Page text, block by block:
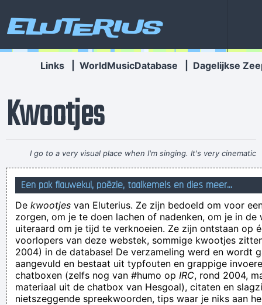
Eluterius
Links WorldMusicDatabase Dagelijkse
Kwootjes
I go to a very visual place when I'm singing. It's very cinematic
and I get this feeling of space. I love when music does that.~
Dave Gahan
Heralsius Konterman, aquariumontwerper in zijn vrije tijd, is
van mening dat sommige mensen "er beter mee zouden
stoppen". Wie hij dan bedoelt, en waarmee ze moeten
stoppen is natuurlijk niet geweten.
ik doe dat met hart en nieren
Spaghetti hoor je niet in twee te breken! Je snijdt toch ook
Een pak flauwekul, poëzie, taalkemels en dies meer...
De kwootjes van Eluterius. Ze zijn bedoeld om voor
zorgen, om je te doen lachen of nadenken, om je in de
uiteraard om je tijd te verknoeien. Ze zijn ontstaan op
voorlopers van deze webstek, sommige kwootjes
2004) in de database! De verzameling werd en wordt
aangevuld en bestaat uit typfouten en grappige
chatboxen (zelfs nog van #humo op IRC, rond 2004,
materiaal uit de chatbox van Hesgoal), citaten en
nietszeggende spreekwoorden, tips waar je niks aan